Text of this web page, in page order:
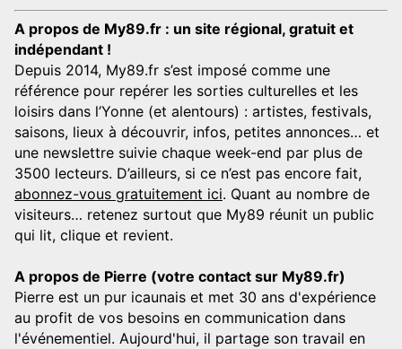
A propos de My89.fr : un site régional, gratuit et
indépendant !
Depuis 2014, My89.fr s’est imposé comme une
référence pour repérer les sorties culturelles et les
loisirs dans l’Yonne (et alentours) : artistes, festivals,
saisons, lieux à découvrir, infos, petites annonces… et
une newslettre suivie chaque week-end par plus de
3500 lecteurs. D’ailleurs, si ce n’est pas encore fait,
abonnez-vous gratuitement ici. Quant au nombre de
visiteurs… retenez surtout que My89 réunit un public
qui lit, clique et revient.
A propos de Pierre (votre contact sur My89.fr)
Pierre est un pur icaunais et met 30 ans d'expérience
au profit de vos besoins en communication dans
l'événementiel. Aujourd'hui, il partage son travail en